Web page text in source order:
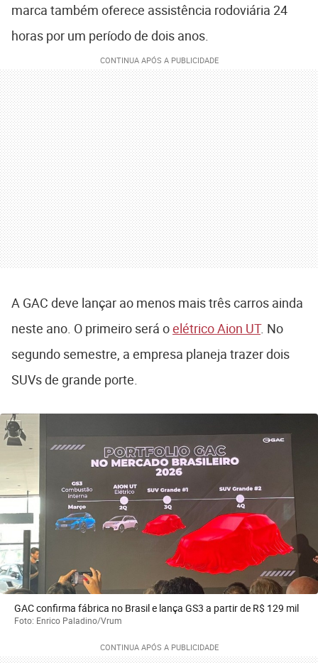
marca também oferece assistência rodoviária 24
horas por um período de dois anos.
A GAC deve lançar ao menos mais três carros ainda
neste ano. O primeiro será oelétrico Aion UT. No
segundo semestre, a empresa planeja trazer dois
SUVs de grande porte.
GAC confirma fábrica no Brasil e lança GS3 a partir de R$ 129 mil
Foto: Enrico Paladino/Vrum